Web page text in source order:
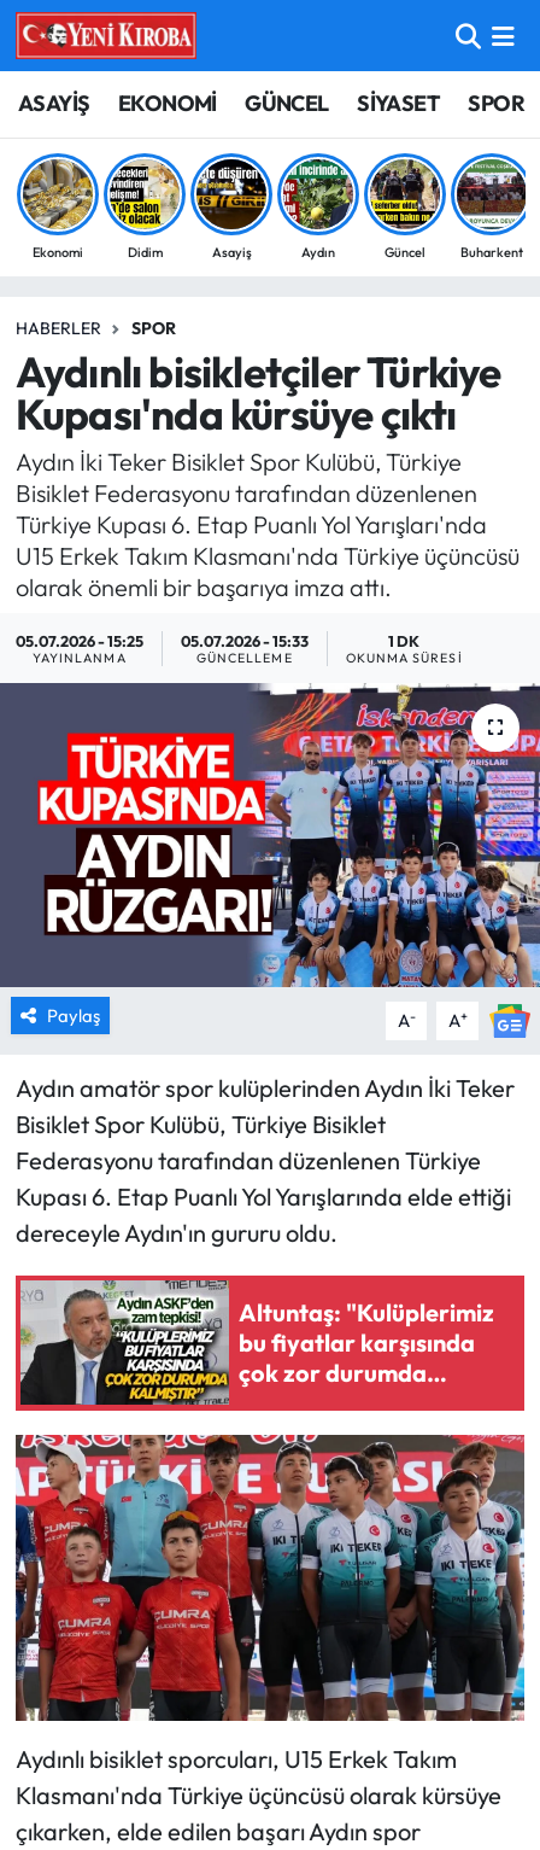
ASAYİŞ EKONOMİ GÜNCEL SİYASET SPOR
Ekonomi Didim Asayiş Aydın Güncel Buharkent
HABERLER SPOR
Aydınlı bisikletçiler Türkiye
Kupası'nda kürsüye çıktı
Aydın İki Teker Bisiklet Spor Kulübü, Türkiye
Bisiklet Federasyonu tarafından düzenlenen
Türkiye Kupası 6. Etap Puanlı Yol Yarışları'nda
U15 Erkek Takım Klasmanı'nda Türkiye üçüncüsü
olarak önemli bir başarıya imza attı.
05.07.2026 - 15:25
YAYINLANMA
05.07.2026 - 15:33
GÜNCELLEME
1 DK
OKUNMA SÜRESI
Paylaş A- A+
Aydın amatör spor kulüplerinden Aydın İki Teker
Bisiklet Spor Kulübü, Türkiye Bisiklet
Federasyonu tarafından düzenlenen Türkiye
Kupası 6. Etap Puanlı Yol Yarışlarında elde ettiği
dereceyle Aydın'ın gururu oldu.
Altuntaş: "Kulüplerimiz
bu fiyatlar karşısında
çok zor durumda
kalmıştır"
Aydınlı bisiklet sporcuları, U15 Erkek Takım
Klasmanı'nda Türkiye üçüncüsü olarak kürsüye
çıkarken, elde edilen başarı Aydın spor
ASAYİŞ
BİLİM-TEKNOLOJİ
ÇEVRE
EĞİTİM
EKONOMİ
GÜNCEL
GÜNDEM
MAGAZİN
SAĞLIK
SPOR
TARIM
TURİZM
RESMİ İLANLAR
HABER İLAN
Aydın Nöbetçi Eczaneler
Aydın Hava Durumu
Aydin Namaz Vakitleri
Süper Lig Puan Durumu ve Fikstür
Tüm Manşetler
Son Dakika Haberleri
Haber Arşivi